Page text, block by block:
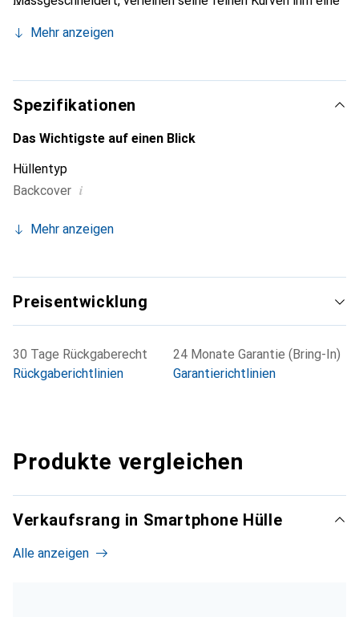
unverzichtbaren Accessoire für Ihr Smartphone.
die Marke Noreve eine zuverlässige Wahl für eine
anspruchsvolle Kundschaft.
Mehr anzeigen
Spezifikationen
Das Wichtigste auf einen Blick
Hüllentyp
Backcover i
Mehr anzeigen
Preisentwicklung
30 Tage Rückgaberecht
Rückgaberichtlinien
24 Monate Garantie (Bring-In)
Garantierichtlinien
Produkte vergleichen
Verkaufsrang in Smartphone Hülle
Alle anzeigen